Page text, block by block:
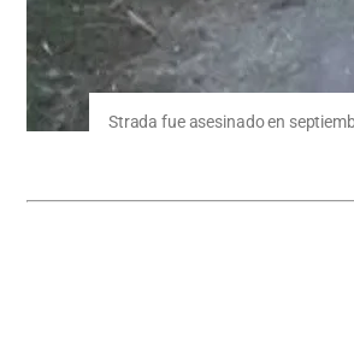
Strada fue asesinado en